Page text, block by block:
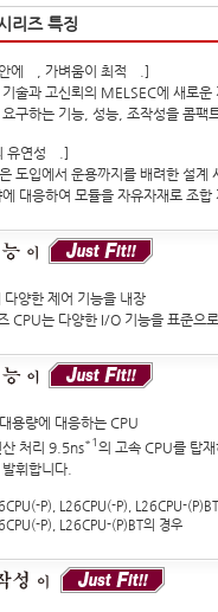
리즈 특징
에─, 가벼움이 최적─.]
기술과 고신뢰의 MELSEC에 새로
구하는 기능, 성능, 조작성을 콤팩
유연성─.]
도입에서 운용까지를 배려한 설계
에 대응하여 모듈을 자유자재로 조
다양한 제어 기능을 내장
CPU는 다양한 I/O 기능을 표준으
용량에 대응하는 CPU
산 처리 9.5ns*1의 고속 CPU를 탑
휘합니다.
P), L26CPU(-P), L26CPU-
P), L26CPU-(P)BT의 경우